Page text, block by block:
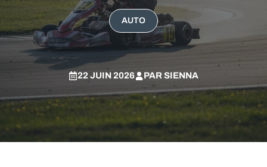
AUTO
22 JUIN 2026 PARSIENNA